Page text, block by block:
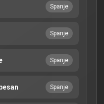
Spanje
Spanje
Spanje
Spanje